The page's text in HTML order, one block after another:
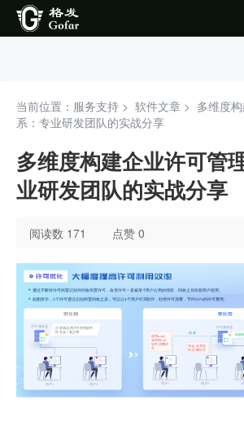
当前位置：服务支持 > 软件文章 > 多维度
系：专业研发团队的实战分享
多维度构建企业许可管
业研发团队的实战分享
阅读数 171 点赞 0